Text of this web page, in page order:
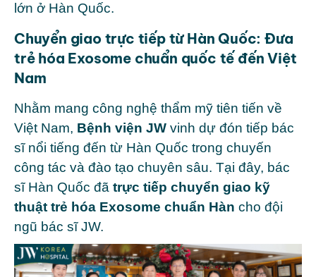
lớn ở Hàn Quốc.
Chuyển giao trực tiếp từ Hàn Quốc: Đưa
trẻ hóa Exosome chuẩn quốc tế đến Việt
Nam
Nhằm mang công nghệ thẩm mỹ tiên tiến về
Việt Nam, Bệnh viện JW vinh dự đón tiếp bác
sĩ nổi tiếng đến từ Hàn Quốc trong chuyến
công tác và đào tạo chuyên sâu. Tại đây, bác
sĩ Hàn Quốc đã trực tiếp chuyển giao kỹ
thuật trẻ hóa Exosome chuẩn Hàn cho đội
ngũ bác sĩ JW.